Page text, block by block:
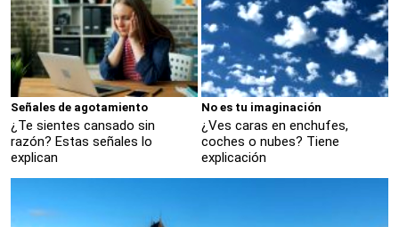
Señales de agotamiento
¿Te sientes cansado sin
razón? Estas señales lo
explican
No es tu imaginación
¿Ves caras en enchufes,
coches o nubes? Tiene
explicación